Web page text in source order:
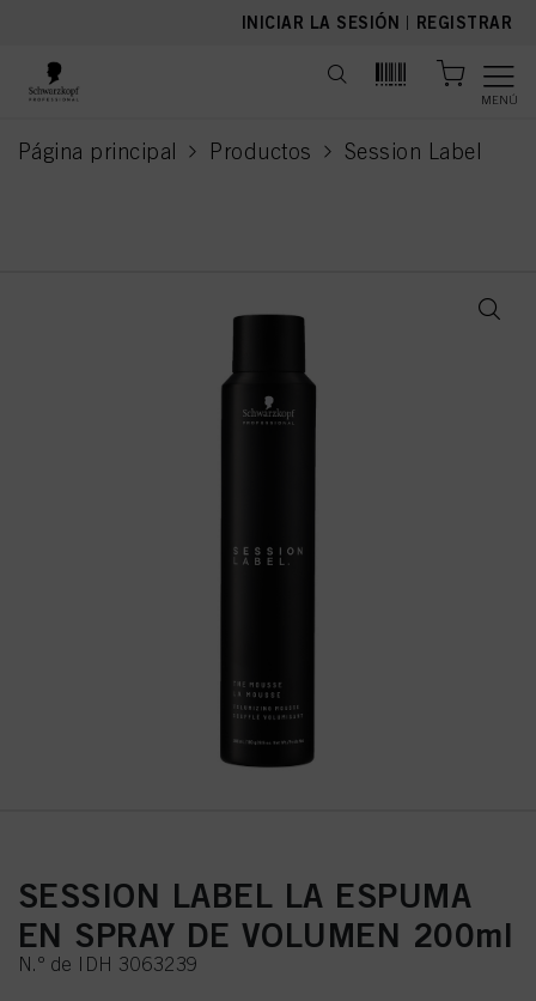
INICIAR LA SESIÓN | REGISTRAR
MENÚ
Página principal Productos Session Label
current page
SESSION LABEL LA ESPUMA
EN SPRAY DE VOLUMEN 200ml
N.º de IDH 3063239